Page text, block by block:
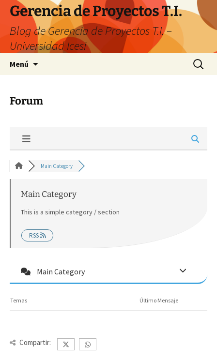
Gerencia de Proyectos T.I.
Blog de Gerencia de Proyectos T.I. –
Universidad Icesi
Menú
Forum
Main Category
Main Category
This is a simple category / section
RSS
Main Category
Temas Último Mensaje
Compartir: